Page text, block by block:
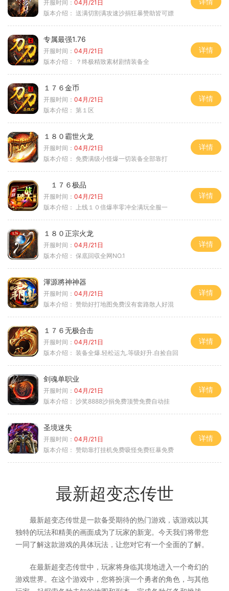
开服时间： 04月/21日
版本介绍： 送满切割满攻速沙捐狂暴赞助皆可嫖
专属最强1.76
开服时间： 04月/21日
版本介绍：
？终极精致素材剧情装备全
详情
１７６金币
开服时间： 04月/21日
版本介绍： 第１区
详情
１８０霸世火龙
开服时间： 04月/21日
版本介绍： 免费满级小怪爆一切装备全部靠打
详情
１７６极品
开服时间： 04月/21日
版本介绍：
上线１０倍爆率零冲全满玩全服一
详情
１８０正宗火龙
开服时间： 04月/21日
版本介绍： 保底回収全网NO.1
详情
渾源將神神器
开服时间： 04月/21日
版本介绍： 赞助好打地图免费没有套路散人好混
详情
１７６无极合击
开服时间： 04月/21日
版本介绍： 装备全爆.轻松运九.等级好升.自捡自回
详情
剑魂单职业
开服时间： 04月/21日
版本介绍： 沙奖8888沙捐免费顶赞免费自动挂
详情
圣境迷失
开服时间： 04月/21日
版本介绍： 赞助靠打挂机免费吸怪免费狂暴免费
详情
最新超变态传世
最新超变态传世是一款备受期待的热门游戏，该游戏以其
独特的玩法和精美的画面成为了玩家的新宠。今天我们将带您
一同了解这款游戏的具体玩法，让您对它有一个全面的了解。
在最新超变态传世中，玩家将身临其境地进入一个奇幻的
游戏世界。在这个游戏中，您将扮演一个勇者的角色，与其他